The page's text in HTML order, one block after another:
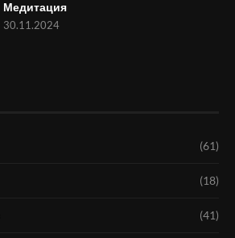
Медитация
30.11.2024
(61)
(18)
(41)